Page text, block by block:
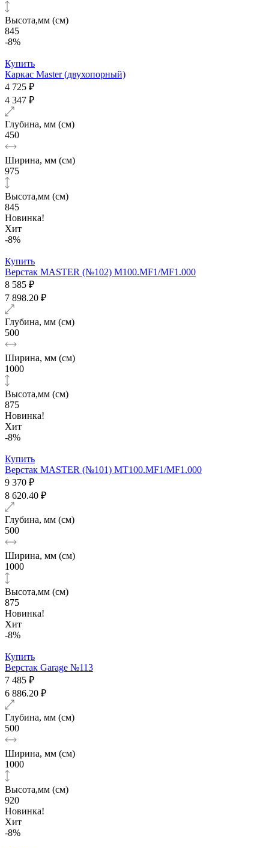
Высота,мм (см)
845
-8%
Купить
Каркас Master (двухопорный)
4 725 ₽
4 347 ₽
Глубина, мм (см)
450
Ширина, мм (см)
975
Высота,мм (см)
845
Новинка!
Хит
-8%
Купить
Верстак MASTER (№102) M100.MF1/MF1.000
8 585 ₽
7 898.20 ₽
Глубина, мм (см)
500
Ширина, мм (см)
1000
Высота,мм (см)
875
Новинка!
Хит
-8%
Купить
Верстак MASTER (№101) MT100.MF1/MF1.000
9 370 ₽
8 620.40 ₽
Глубина, мм (см)
500
Ширина, мм (см)
1000
Высота,мм (см)
875
Новинка!
Хит
-8%
Купить
Верстак Garage №113
7 485 ₽
6 886.20 ₽
Глубина, мм (см)
500
Ширина, мм (см)
1000
Высота,мм (см)
920
Новинка!
Хит
-8%